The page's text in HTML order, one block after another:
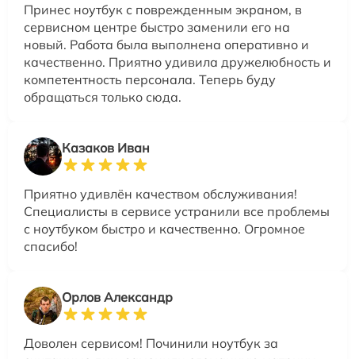
Принес ноутбук с поврежденным экраном, в
сервисном центре быстро заменили его на
новый. Работа была выполнена оперативно и
качественно. Приятно удивила дружелюбность и
компетентность персонала. Теперь буду
обращаться только сюда.
Казаков Иван
Приятно удивлён качеством обслуживания!
Специалисты в сервисе устранили все проблемы
с ноутбуком быстро и качественно. Огромное
спасибо!
Орлов Александр
Доволен сервисом! Починили ноутбук за